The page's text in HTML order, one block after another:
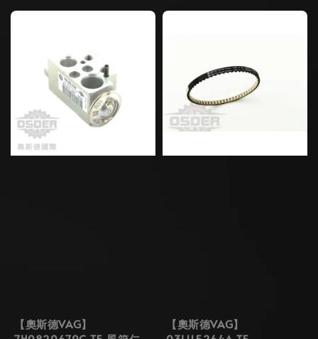
【奧斯德VAG】
【奧斯德VAG】